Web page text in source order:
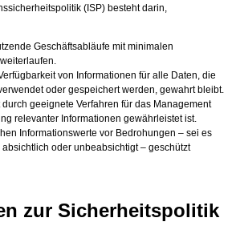
(ISP) besteht darin,
Geschäftsabläufe mit minimalen
von Informationen für alle Daten, die
oder gespeichert werden, gewahrt bleibt.
geeignete Verfahren für das Management
relevanter Informationen gewährleistet ist.
Informationswerte vor Bedrohungen – sei es
oder unbeabsichtigt – geschützt
zur Sicherheitspolitik